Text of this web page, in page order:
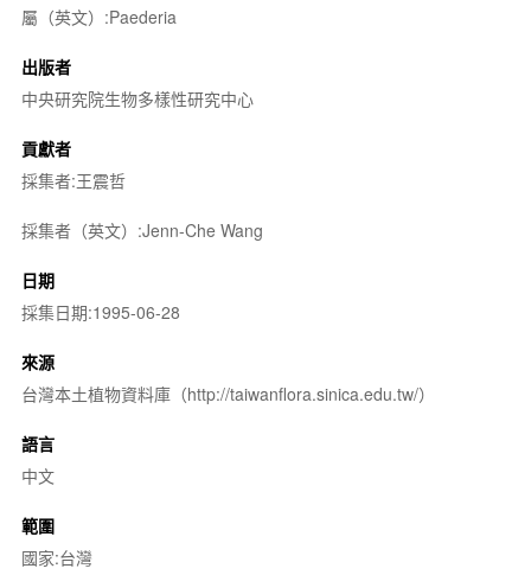
屬（英文）:Paederia
出版者
中央研究院生物多樣性研究中心
貢獻者
採集者:王震哲
採集者（英文）:Jenn-Che Wang
日期
採集日期:1995-06-28
來源
台灣本土植物資料庫（http://taiwanflora.sinica.edu.tw/）
語言
中文
範圍
國家:台灣